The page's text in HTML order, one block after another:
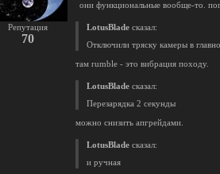
Репутация
70
они функциональные вообще-то.
LotusBlade сказал:
Отключили тряску камеры в
там rumble - это вибрация походу.
LotusBlade сказал:
Перезарядка 2 секунды
можно снизить апгрейдами.
LotusBlade сказал:
и ручная